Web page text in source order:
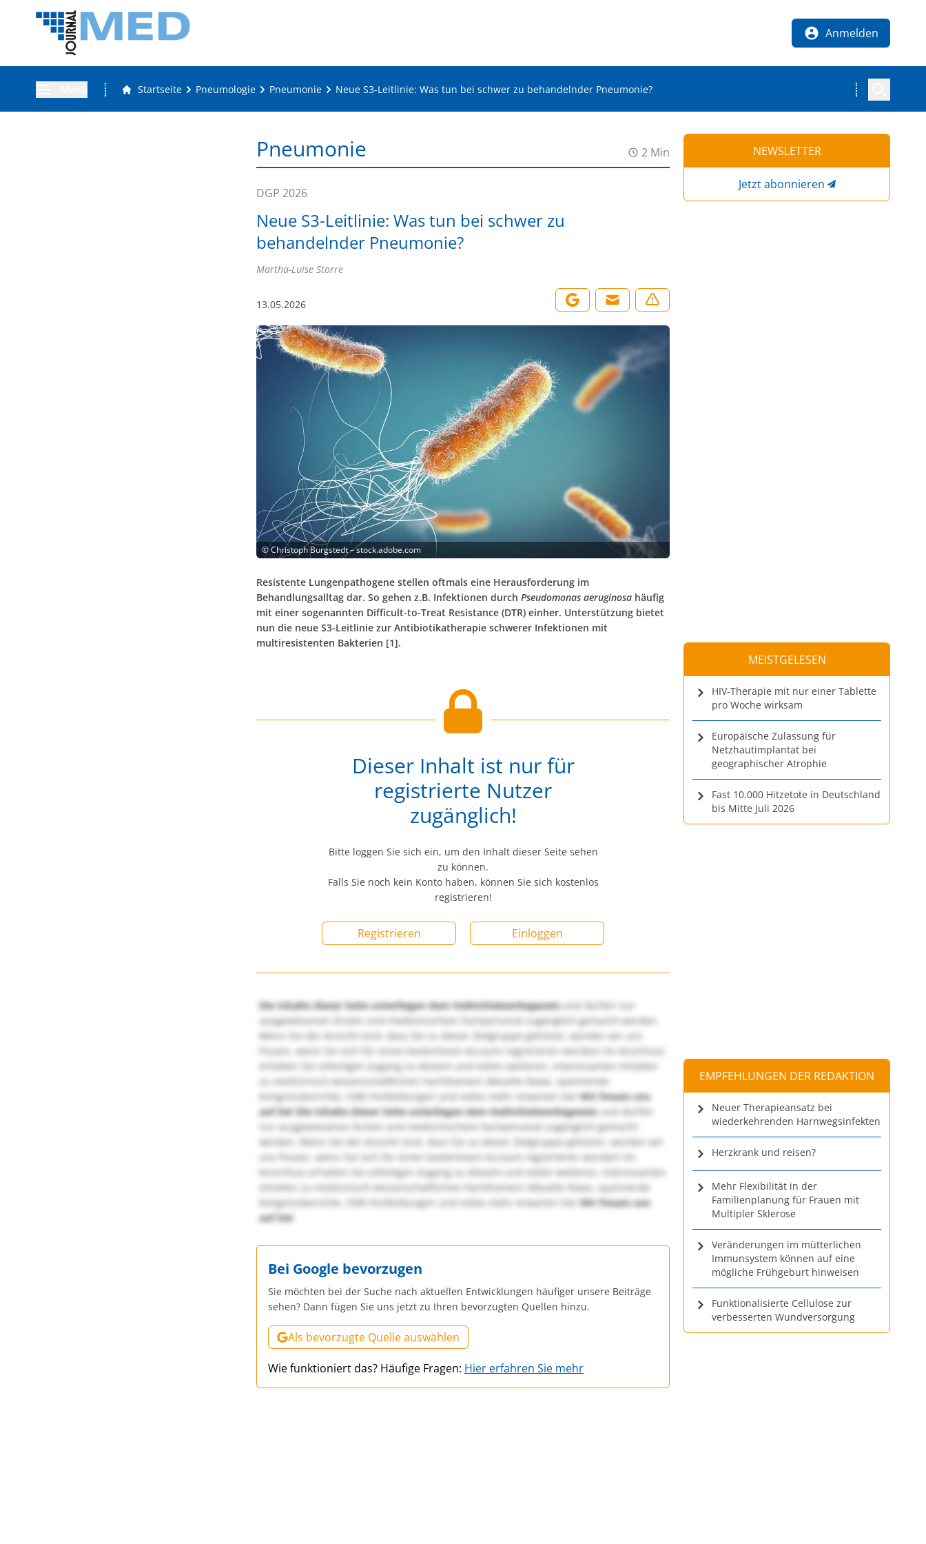
Anmelden
Startseite Pneumologie Pneumonie Neue S3-Leitlinie: Was tun bei schwer zu behandelnder Pneumonie?
Pneumonie 2 Min
DGP 2026
Neue S3-Leitlinie: Was tun bei schwer zu
behandelnder Pneumonie?
Martha-Luise Storre
13.05.2026
©Christoph Burgstedt – stock.adobe.com
Resistente Lungenpathogene stellen oftmals eine Herausforderung im
Behandlungsalltag dar. So gehen z.B. Infektionen durch Pseudomonas aeruginosa häufig
mit einer sogenannten Difficult-to-Treat Resistance (DTR) einher. Unterstützung bietet
nun die neue S3-Leitlinie zur Antibiotikatherapie schwerer Infektionen mit
multiresistenten Bakterien [1].
Dieser Inhalt ist nur für
registrierte Nutzer
zugänglich!
Bitte loggen Sie sich ein, um den Inhalt dieser Seite sehen
zu können.
Falls Sie noch kein Konto haben, können Sie sich kostenlos
registrieren!
Registrieren Einloggen
Die Inhalte dieser Seite unterliegen dem Heilmittelwerbegesetzund dürfen nur
ausgewiesenen Ärzten und medizinischem Fachpersonal zugänglich gemacht werden.
Wenn Sie der Ansicht sind, dass Sie zu dieser Zielgruppe gehören, würden wir uns
freuen, wenn Sie sich für einen kostenlosen Account registrieren würden! Im Anschluss
erhalten Sie sofortigen Zugang zu diesem und vielen weiteren, interessanten Inhalten
zu medizinisch-wissenschaftlichen Fachthemen! Aktuelle News, spannende
Kongressberichte, CME-Fortbildungen und vieles mehr erwarten Sie!Wir freuen uns
auf Sie! Die Inhalte dieser Seite unterliegen dem Heilmittelwerbegesetzund dürfen
nur ausgewiesenen Ärzten und medizinischem Fachpersonal zugänglich gemacht
werden. Wenn Sie der Ansicht sind, dass Sie zu dieser Zielgruppe gehören, würden wir
uns freuen, wenn Sie sich für einen kostenlosen Account registrieren würden! Im
Anschluss erhalten Sie sofortigen Zugang zu diesem und vielen weiteren, interessanten
Inhalten zu medizinisch-wissenschaftlichen Fachthemen! Aktuelle News, spannende
Kongressberichte, CME-Fortbildungen und vieles mehr erwarten Sie! Wir freuen uns
auf Sie!
Bei Google bevorzugen
Sie möchten bei der Suche nach aktuellen Entwicklungen häufiger unsere Beiträge
sehen? Dann fügen Sie uns jetzt zu Ihren bevorzugten Quellen hinzu.
Als bevorzugte Quelle auswählen
Wie funktioniert das? Häufige Fragen: Hier erfahren Sie mehr
NEWSLETTER
Jetzt abonnieren
MEISTGELESEN
HIV-Therapie mit nur einer Tablette
pro Woche wirksam
Europäische Zulassung für
Netzhautimplantat bei
geographischer Atrophie
Fast 10.000 Hitzetote in Deutschland
bis Mitte Juli 2026
EMPFEHLUNGEN DER REDAKTION
Neuer Therapieansatz bei
wiederkehrenden Harnwegsinfekten
Herzkrank und reisen?
Mehr Flexibilität in der
Familienplanung für Frauen mit
Multipler Sklerose
Veränderungen im mütterlichen
Immunsystem können auf eine
mögliche Frühgeburt hinweisen
Funktionalisierte Cellulose zur
verbesserten Wundversorgung